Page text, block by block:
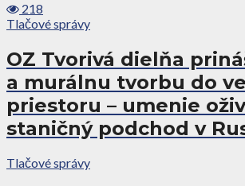
218
Tlačové správy
OZ Tvorivá dielňa
a murálnu tvorbu do
priestoru – umenie
staničný podchod v
Tlačové správy